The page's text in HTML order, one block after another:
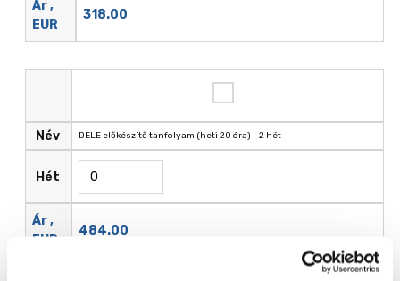
Ár ,
EUR
318.00
Név
Hét
Ár ,
EUR
DELE előkészítő tanfolyam (heti 20 óra) - 2 hét
484.00